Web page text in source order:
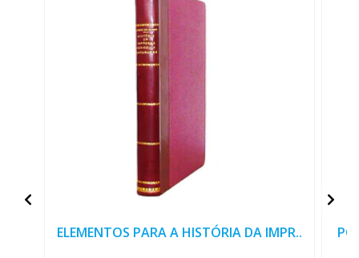
ELEMENTOS PARA A HISTÓRIA DA IMPR..